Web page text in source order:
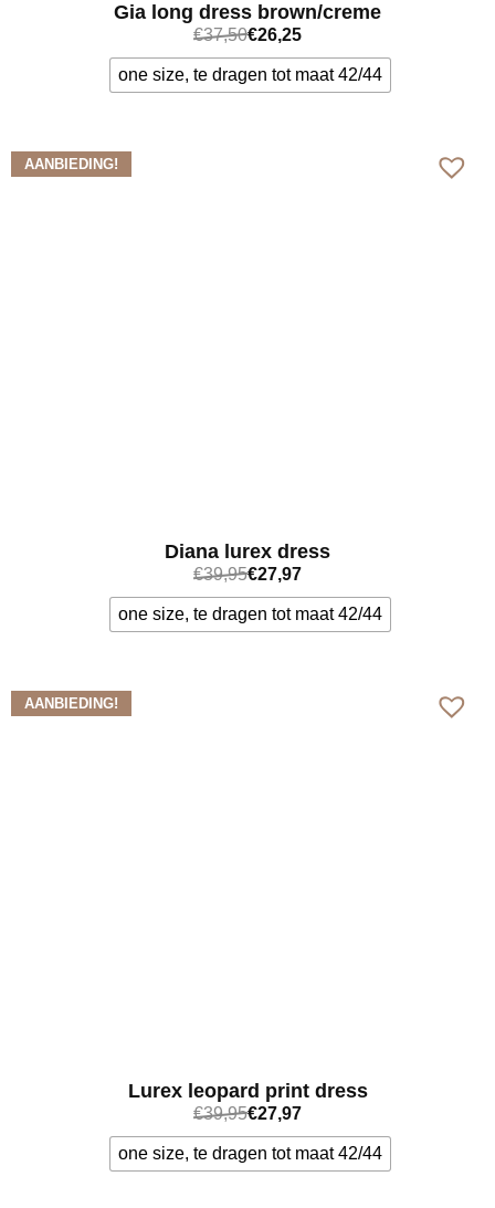
Gia long dress brown/creme
€37,50€26,25
one size, te dragen tot maat 42/44
AANBIEDING!
Diana lurex dress
€39,95€27,97
one size, te dragen tot maat 42/44
AANBIEDING!
Lurex leopard print dress
€39,95€27,97
one size, te dragen tot maat 42/44